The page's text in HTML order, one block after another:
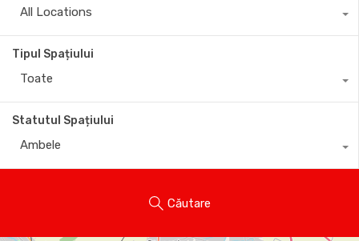
All Locations
Tipul Spațiului
Toate
Statutul Spațiului
Ambele
Căutare